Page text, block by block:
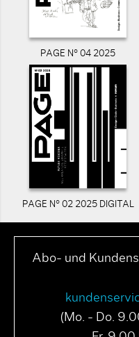
PAGE N° 04 2025
PAGE N° 02 2025 DIGITAL
Abo- und
(Mo. - Do.